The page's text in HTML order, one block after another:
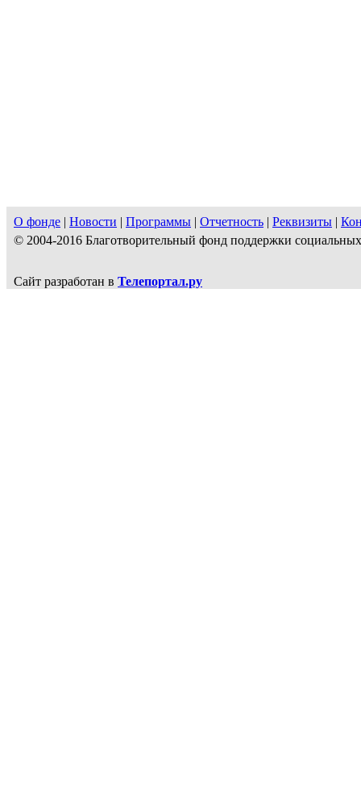
О фонде | Новости | Программы | Отчетность | Реквизиты |
© 2004-2016 Благотворительный фонд поддержки
Сайт разработан в Телепортал.ру